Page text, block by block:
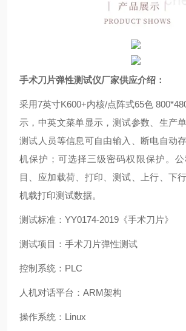
手术刀片弹性测试仪厂家供应介绍：
采用7英寸K600+内核/点阵式65色
示，中英文菜单显示，测试参数、生产
测试人员等信息可自由输入、断电自动
机保护；可选择三级密码权限保护。
目、应加载荷、打印、测试、上行、下
机载打印测试数据。
测试标准： YY0174-2019 《手术刀片》
测试项目：手术刀片弹性测试
控制系统： PLC
人机对话平台： ARM架构
操作系统： Linux